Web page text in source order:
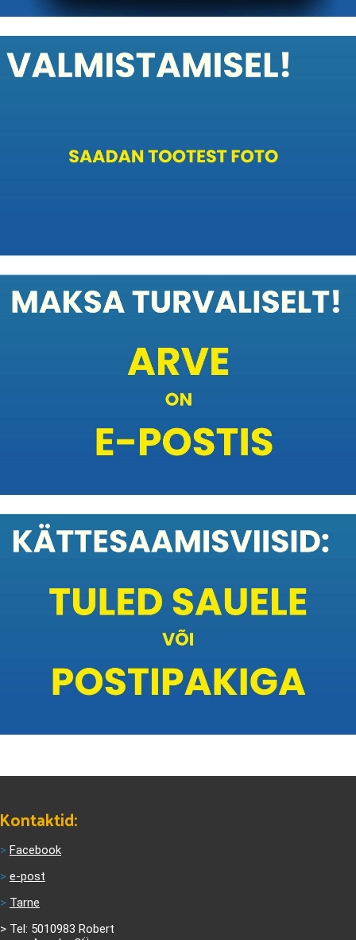
Kontaktid:
> Facebook
> e-post
> Tarne
> Tel: 5010983 Robert